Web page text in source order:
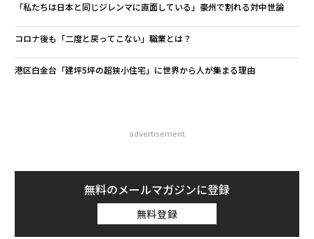
「私たちは日本と同じジレンマに直面している」豪州で割れる対中世論
コロナ後も「二度と戻ってこない」職業とは？
港区白金台「建坪5坪の超狭小住宅」に世界から人が集まる理由
advertisement
無料のメールマガジンに登録
無料登録